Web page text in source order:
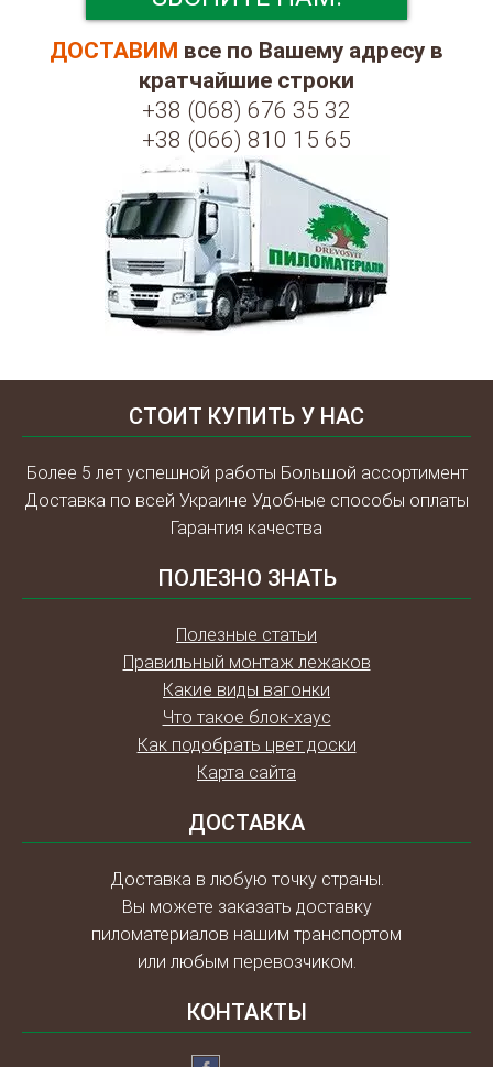
ДОСТАВИМ все по Вашему адресу в
кратчайшие строки
+38 (068) 676 35 32
+38 (066) 810 15 65
СТОИТ КУПИТЬ У НАС
Более 5 лет успешной работы Большой ассортимент
Доставка по всей Украине Удобные способы оплаты
Гарантия качества
ПОЛЕЗНО ЗНАТЬ
Полезные статьи
Правильный монтаж лежаков
Какие виды вагонки
Что такое блок-хаус
Как подобрать цвет доски
Карта сайта
ДОСТАВКА
Доставка в любую точку страны.
Вы можете заказать доставку
пиломатериалов нашим транспортом
или любым перевозчиком.
КОНТАКТЫ